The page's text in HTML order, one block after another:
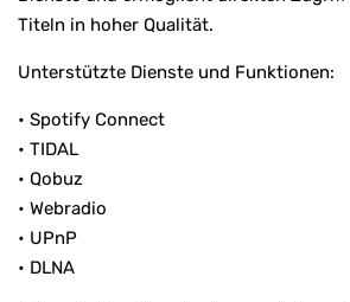
Titeln in hoher Qualität.
Unterstützte Dienste und Funktionen:
• Spotify Connect
• TIDAL
• Qobuz
• Webradio
• UPnP
• DLNA